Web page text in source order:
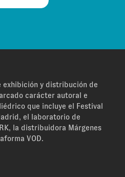
exhibición y distribución de
carácter autoral e
que incluye el Festival
el laboratorio de
la distribuidora Márgenes
VOD.